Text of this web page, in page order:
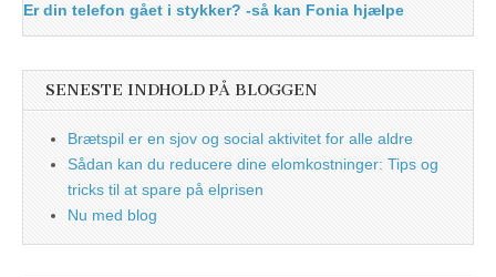
Er din telefon gået i stykker? -så kan Fonia hjælpe
SENESTE INDHOLD PÅ BLOGGEN
Brætspil er en sjov og social aktivitet for alle aldre
Sådan kan du reducere dine elomkostninger: Tips og
tricks til at spare på elprisen
Nu med blog